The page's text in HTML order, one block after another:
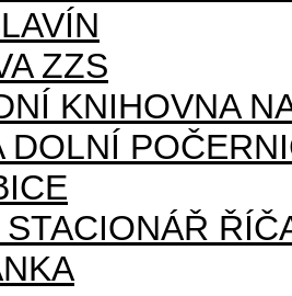
ZZS
KNIHOVNA
DOLNÍ